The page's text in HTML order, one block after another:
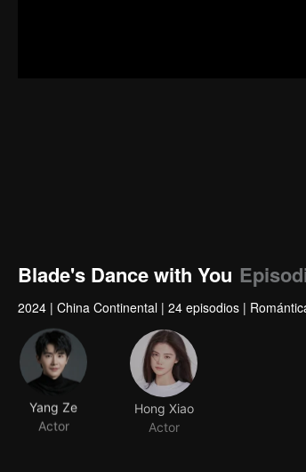
Blade's Dance with You
2024 | China Continental | 24 episodios |
Yang Ze
Actor
Hong Xiao
Actor